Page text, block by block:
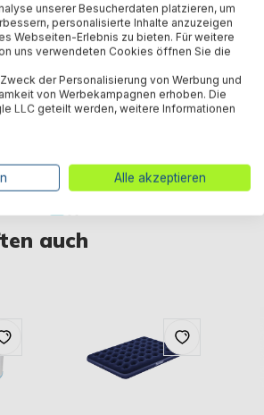
8,95 €*
auch
unserer Besucherdaten platzieren, um
personalisierte Inhalte anzuzeigen
Webseiten-Erlebnis zu bieten. Für weitere
uns verwendeten Cookies öffnen Sie die
der Personalisierung von Werbung und
von Werbekampagnen erhoben. Die
LLC geteilt werden, weitere Informationen
Alle akzeptieren